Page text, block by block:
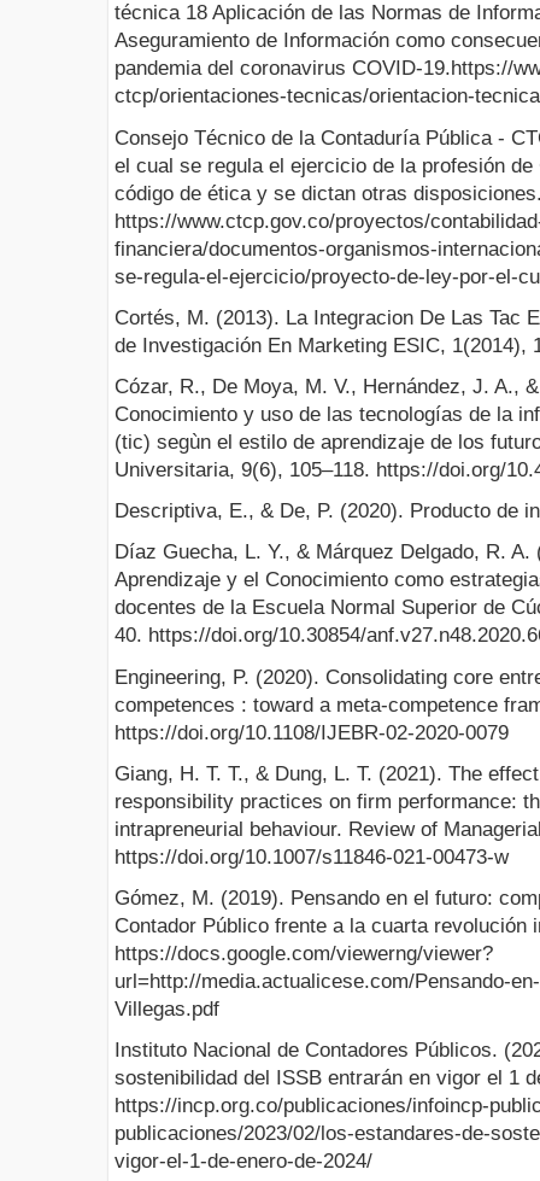
técnica 18 Aplicación de las Normas de
Aseguramiento de Información como
pandemia del coronavirus COVID-19.https://
ctcp/orientaciones-tecnicas/orientacion-
Consejo Técnico de la Contaduría Pública -
el cual se regula el ejercicio de la profesión
código de ética y se dictan otras
https://www.ctcp.gov.co/proyectos/
financiera/documentos-organismos-
se-regula-el-ejercicio/proyecto-de-ley-por-el-
Cortés, M. (2013). La Integracion De Las Tac
de Investigación En Marketing ESIC, 1(2014),
Cózar, R., De Moya, M. V., Hernández, J. A.,
Conocimiento y uso de las tecnologías de la
(tic) segùn el estilo de aprendizaje de los
Universitaria, 9(6), 105–118. https://doi.org/
Descriptiva, E., & De, P. (2020). Producto de
Díaz Guecha, L. Y., & Márquez Delgado, R. A.
Aprendizaje y el Conocimiento como
docentes de la Escuela Normal Superior de
40. https://doi.org/10.30854/
Engineering, P. (2020). Consolidating core
competences : toward a meta-competence
https://doi.org/10.1108/IJEBR-02-2020-0079
Giang, H. T. T., & Dung, L. T. (2021). The
responsibility practices on firm performance:
intrapreneurial behaviour. Review of
https://doi.org/10.1007/s11846-021-00473-w
Gómez, M. (2019). Pensando en el futuro:
Contador Público frente a la cuarta revolución
https://docs.google.com/viewerng/viewer?
url=http://media.actualicese.com/Pensando-
Villegas.pdf
Instituto Nacional de Contadores Públicos.
sostenibilidad del ISSB entrarán en vigor el 1
https://incp.org.co/publicaciones/infoincp-
publicaciones/2023/02/los-estandares-de-
vigor-el-1-de-enero-de-2024/